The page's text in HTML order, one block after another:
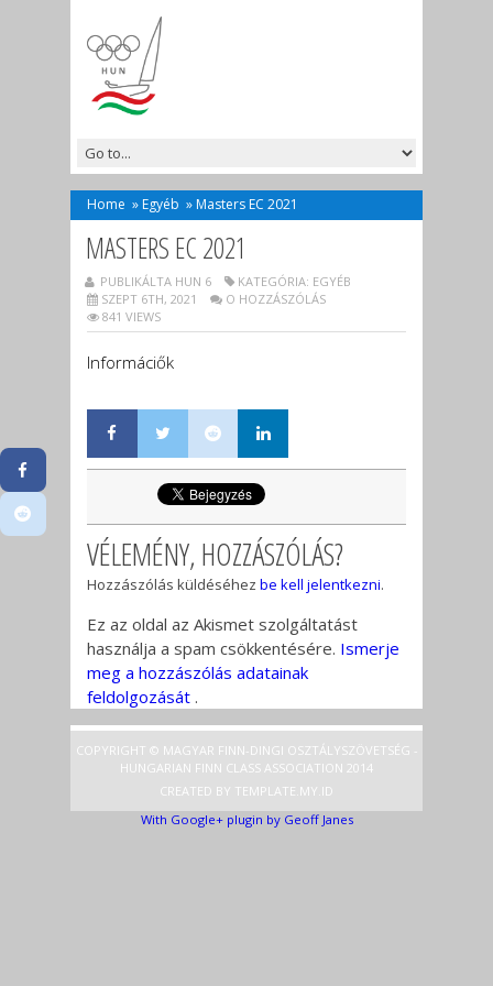
Home » Egyéb » Masters EC 2021
MASTERS EC 2021
PUBLIKÁLTA HUN 6 KATEGÓRIA: EGYÉB
SZEPT 6TH, 2021
O HOZZÁSZÓLÁS
841 VIEWS
Informáciők
VÉLEMÉNY, HOZZÁSZÓLÁS?
Hozzászólás küldéséhez be kell jelentkezni.
Ez az oldal az Akismet szolgáltatást
használja a spam csökkentésére. Ismerje
meg a hozzászólás adatainak
feldolgozását .
COPYRIGHT © MAGYAR FINN-DINGI OSZTÁLYSZÖVETSÉG -
HUNGARIAN FINN CLASS ASSOCIATION 2014
CREATED BY TEMPLATE .MY.ID
With Google+ plugin by Geoff Janes